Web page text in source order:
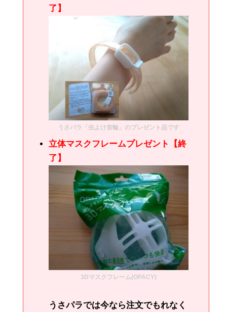
了】
うさパラ「虫よけ首輪」のプレゼント品です
立体マスクフレームプレゼント【終
了】
3Dマスクフレーム(OPACY)
うさパラでは今なら注文でもれなく